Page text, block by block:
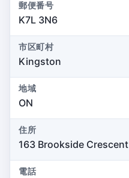
郵便番号
K7L 3N6
市区町村
Kingston
地域
ON
住所
163 Brookside Crescent
電話